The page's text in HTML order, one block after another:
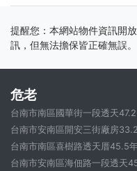
提醒您：本網站物件資訊開
訊，但無法擔保皆正確無誤。
危老
台南市南區國華街一段透天47.2
台南市安南區開安三街廠房33.2
台南市南區喜樹路透天厝45.5
台南市安南區海佃路一段透天